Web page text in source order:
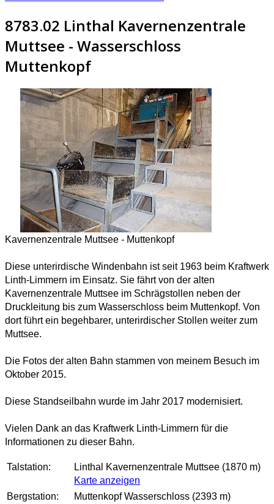
8783.02 Linthal Kavernenzentrale
Muttsee - Wasserschloss
Muttenkopf
Kavernenzentrale Muttsee - Muttenkopf
Diese unterirdische Windenbahn ist seit 1963 beim Kraftwerk
Linth-Limmern im Einsatz. Sie fährt von der alten
Kavernenzentrale Muttsee im Schrägstollen neben der
Druckleitung bis zum Wasserschloss beim Muttenkopf. Von
dort führt ein begehbarer, unterirdischer Stollen weiter zum
Muttsee.
Die Fotos der alten Bahn stammen von meinem Besuch im
Oktober 2015.
Diese Standseilbahn wurde im Jahr 2017 modernisiert.
Vielen Dank an das Kraftwerk Linth-Limmern für die
Informationen zu dieser Bahn.
Talstation:
Linthal Kavernenzentrale Muttsee (1870 m)
Karte anzeigen
Bergstation:
Muttenkopf Wasserschloss (2393 m)